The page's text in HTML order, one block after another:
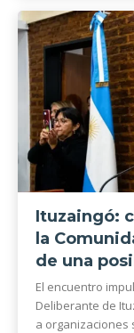
Ituzaingó:
la
de una
El encuentro
Deliberante de
a organizaciones